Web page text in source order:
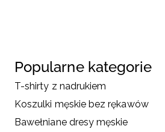
Popularne kategorie
T-shirty z nadrukiem
Koszulki męskie bez rękawów
Bawełniane dresy męskie